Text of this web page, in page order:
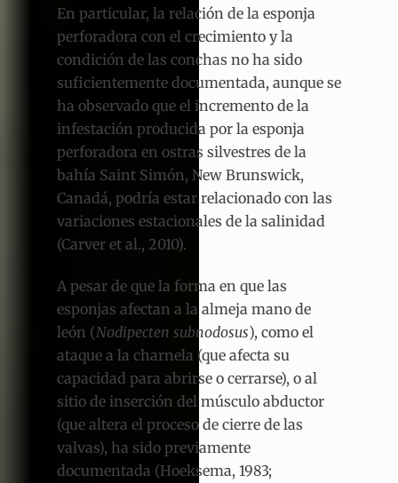
En particular, la relación de la esponja
perforadora con el crecimiento y la
condición de las conchas no ha sido
suficientemente documentada, aunque se
ha observado que el incremento de la
infestación producida por la esponja
perforadora en ostras silvestres de la
bahía Saint Simón, New Brunswick,
Canadá, podría estar relacionado con las
variaciones estacionales de la salinidad
(Carver et al., 2010).
A pesar de que la forma en que las
esponjas afectan a la almeja mano de
león (Nodipecten subnodosus), como el
ataque a la charnela (que afecta su
capacidad para abrirse o cerrarse), o al
sitio de inserción del músculo abductor
(que altera el proceso de cierre de las
valvas), ha sido previamente
documentada (Hoeksema, 1983;